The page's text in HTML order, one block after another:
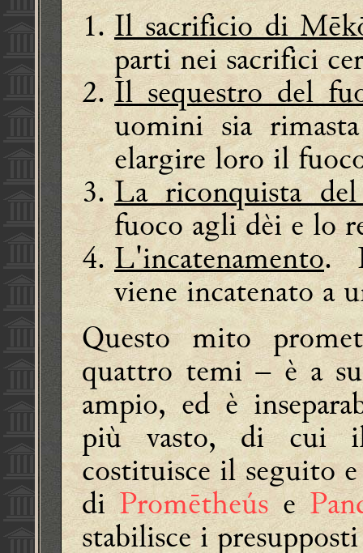
Il sacrificio di
parti nei sacrifici
Il sequestro del
uomini sia
elargire loro il
La riconquista
fuoco agli dèi e lo
L'incatenamento.
viene incatenato a
Questo mito
quattro temi – è a
ampio, ed è
più vasto, di cui
costituisce il seguito
diPromētheús e
stabilisce i